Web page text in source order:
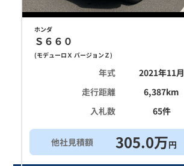
ホンダ
Ｓ６６０
(モデューロＸ バージョンＺ)
年式
2021年11月
走行距離
6,387km
入札数
65件
他社見積額 305.0万円